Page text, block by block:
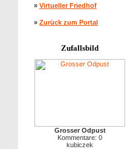
» Virtueller Friedhof
» Zurück zum Portal
Zufallsbild
Grosser Odpust
Kommentare: 0
kubiczek